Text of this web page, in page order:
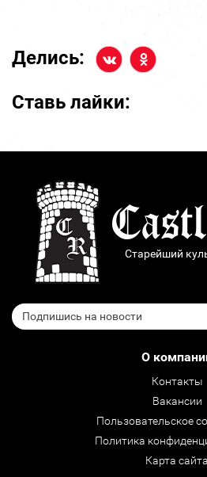
Делись:
Ставь лайки:
Старейший
О
Контакты
Вакансии
Пользовательское
Политика
Карта сайта